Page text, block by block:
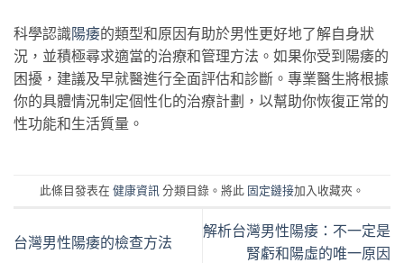
科學認識陽痿的類型和原因有助於男性更好地了解自身狀
況，並積極尋求適當的治療和管理方法。如果你受到陽痿的
困擾，建議及早就醫進行全面評估和診斷。專業醫生將根據
你的具體情況制定個性化的治療計劃，以幫助你恢復正常的
性功能和生活質量。
此條目發表在 健康資訊分類目錄。將此 固定鏈接加入收藏夾。
台灣男性陽痿的檢查方法
解析台灣男性陽痿：不一定是
腎虧和陽虛的唯一原因